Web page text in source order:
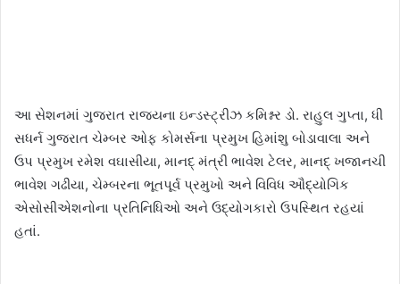
આ સેશનમાં ગુજરાત રાજ્યના ઇન્ડસ્ટ્રીઝ કમિશ્નર ડો. રાહુલ ગુપ્તા, ધી
સધર્ન ગુજરાત ચેમ્બર ઓફ કોમર્સના પ્રમુખ હિમાંશુ બોડાવાલા અને
ઉપ પ્રમુખ રમેશ વઘાસીયા, માનદ્‌ મંત્રી ભાવેશ ટેલર, માનદ્‌ ખજાનચી
ભાવેશ ગઢીયા, ચેમ્બરના ભૂતપૂર્વ પ્રમુખો અને વિવિધ ઔદ્યોગિક
એસોસીએશનોના પ્રતિનિધિઓ અને ઉદ્યોગકારો ઉપસ્થિત રહયાં
હતાં.